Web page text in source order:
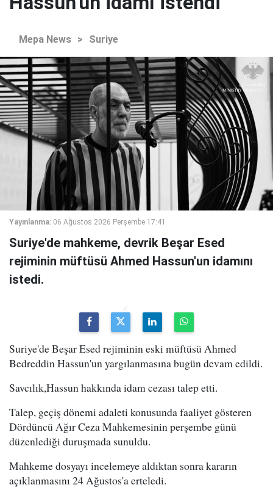
Mepa News > Suriye
Yayınlanma: 06 Ağustos 2026 Perşembe 17:41
Suriye'de mahkeme, devrik Beşar Esed
rejiminin müftüsü Ahmed Hassun'un idamını
istedi.
Suriye'de Beşar Esed rejiminin eski müftüsü Ahmed
Bedreddin Hassun'un yargılanmasına bugün devam edildi.
Savcılık,Hassun hakkında idam cezası talep etti.
Talep, geçiş dönemi adaleti konusunda faaliyet gösteren
Dördüncü Ağır Ceza Mahkemesinin perşembe günü
düzenlediği duruşmada sunuldu.
Mahkeme dosyayı incelemeye aldıktan sonra kararın
açıklanmasını 24 Ağustos'a erteledi.